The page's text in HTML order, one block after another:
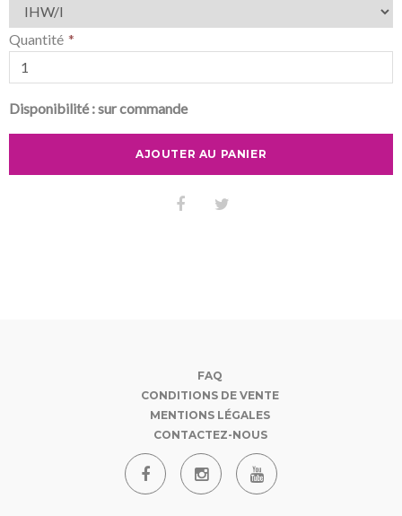
Quantité
Disponibilité :sur commande
AJOUTER AU PANIER
FAQ
CONDITIONS DE VENTE
MENTIONS LÉGALES
CONTACTEZ-NOUS